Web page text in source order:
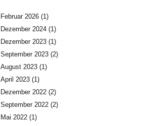
Februar 2026 (1)
Dezember 2024 (1)
Dezember 2023 (1)
September 2023 (2)
August 2023 (1)
April 2023 (1)
Dezember 2022 (2)
September 2022 (2)
Mai 2022 (1)